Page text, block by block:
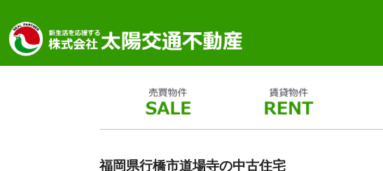
福岡県行橋市道場寺の中古住宅